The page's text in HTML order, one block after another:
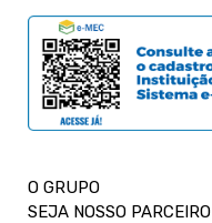
O GRUPO
SEJA NOSSO PARCEIRO